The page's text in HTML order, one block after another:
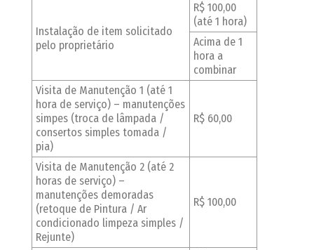
Instalação de item solicitado
pelo proprietário
R$ 100,00
(até 1 hora)
Acima de 1
hora a
combinar
Visita de Manutenção 1 (até 1
hora de serviço) – manutenções
simpes (troca de lâmpada /
consertos simples tomada /
pia)
R$ 60,00
Visita de Manutenção 2 (até 2
horas de serviço) –
manutenções demoradas
(retoque de Pintura / Ar
condicionado limpeza simples /
Rejunte)
R$ 100,00